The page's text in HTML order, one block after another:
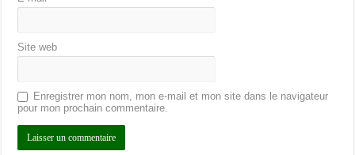
Site web
Enregistrer mon nom, mon e-mail et mon site dans le navigateur
pour mon prochain commentaire.